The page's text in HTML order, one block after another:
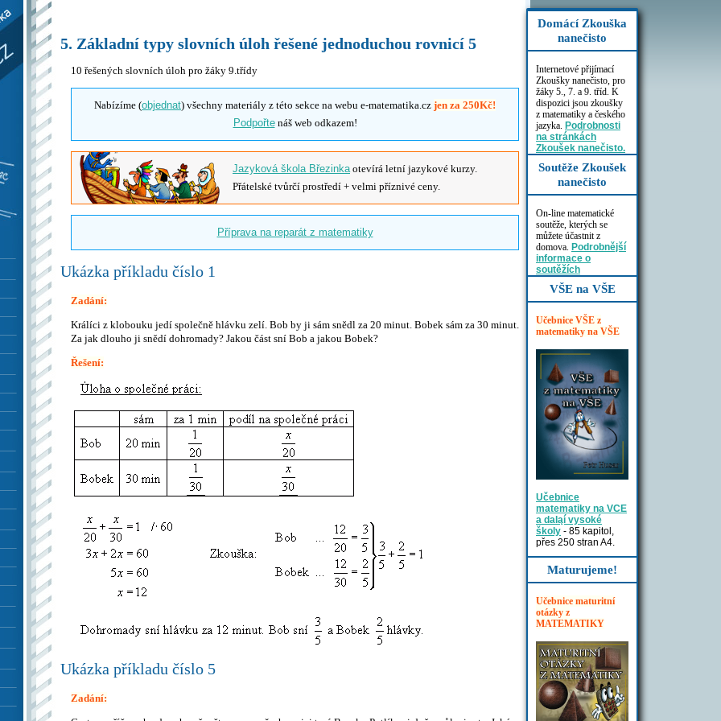
5. Základní typy slovních úloh řešené jednoduchou rovnicí 5
10 řešených slovních úloh pro žáky 9.třídy
Nabízíme (objednat) všechny materiály z této sekce na webu e-matematika.cz jen za 250Kč!
Podpořtenáš web odkazem!
Jazyková škola Březinkaotevírá letní jazykové kurzy.
Přátelské tvůrčí prostředí + velmi příznivé ceny.
Příprava na reparát z matematiky
Ukázka příkladu číslo 1
Zadání:
Králíci z klobouku jedí společně hlávku zelí. Bob by ji sám snědl za 20 minut. Bobek sám za 30 minut.
Za jak dlouho ji snědí dohromady? Jakou část sní Bob a jakou Bobek?
Řešení:
Ukázka příkladu číslo 5
Zadání:
Domácí Zkouška
nanečisto
Internetové přijímací
Zkoušky nanečisto, pro
žáky 5., 7. a 9. tříd. K
dispozici jsou zkoušky
z matematiky a českého
jazyka. Podrobnosti
na stránkách
Zkoušek nanečisto.
Soutěže Zkoušek
nanečisto
On-line matematické
soutěže, kterých se
můžete účastnit z
domova. Podrobnější
informace o
soutěžích
VŠE na VŠE
Učebnice VŠE z
matematiky na VŠE
Učebnice
matematiky na VCE
a daląí vysoké
školy - 85 kapitol,
přes 250 stran A4.
Maturujeme!
Učebnice maturitní
otázky z
MATEMATIKY